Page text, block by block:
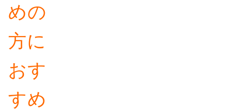
めの
方に
おす
すめ